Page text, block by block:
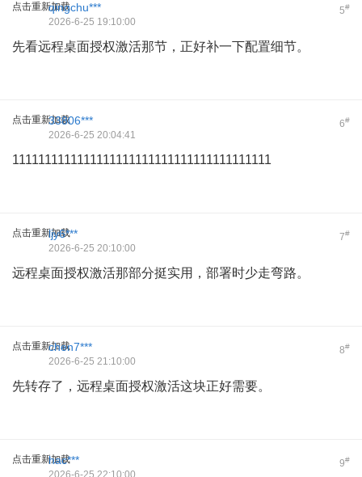
点击重新加载 5#
qingchu***
2026-6-25 19:10:00
先看远程桌面授权激活那节，正好补一下配置细节。
点击重新加载 6#
33806***
2026-6-25 20:04:41
1111111111111111111111111111111111111111
点击重新加载 7#
ljy6***
2026-6-25 20:10:00
远程桌面授权激活那部分挺实用，部署时少走弯路。
点击重新加载 8#
chen7***
2026-6-25 21:10:00
先转存了，远程桌面授权激活这块正好需要。
点击重新加载 9#
hac***